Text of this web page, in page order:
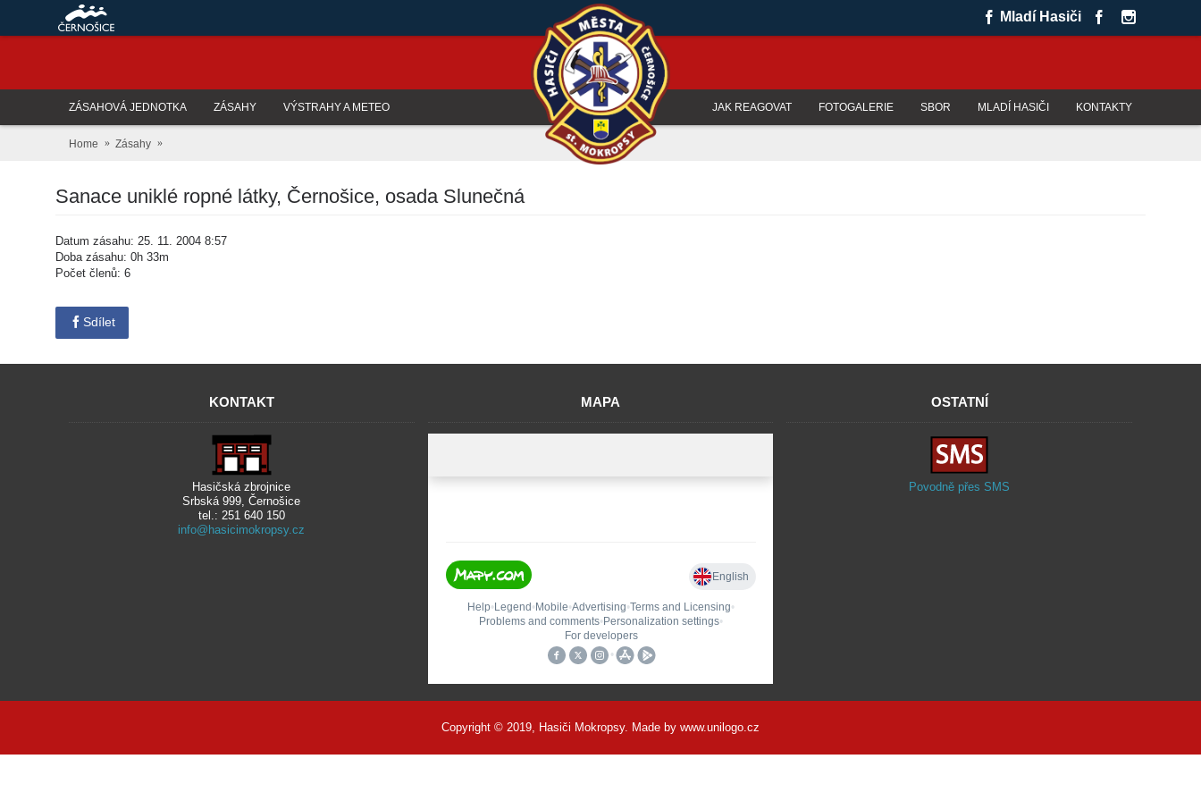
Mladí Hasiči
ZÁSAHOVÁ JEDNOTKA ZÁSAHY VÝSTRAHY A METEO KONTAKTY
MLADÍ HASIČI
SBOR
FOTOGALERIE
JAK REAGOVAT
Home Zásahy
Sanace uniklé ropné látky, Černošice, osada Slunečná
Datum zásahu: 25. 11. 2004 8:57
Doba zásahu: 0h 33m
Počet členů: 6
Sdílet
KONTAKT
Hasičská zbrojnice
Srbská 999, Černošice
tel.: 251 640 150
info@hasicimokropsy.cz
MAPA OSTATNÍ
Povodně přes SMS
Copyright © 2019, Hasiči Mokropsy. Made by www.unilogo.cz